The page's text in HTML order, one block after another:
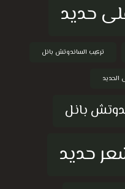
حديد
تركيب الساندوتش بانل
الحديد
بانل
حديد